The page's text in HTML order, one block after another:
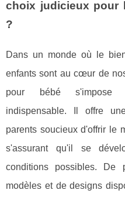
choix judicieux pour
?
Dans un monde où le
enfants sont au cœur de
pour bébé s'impose
indispensable. Il offre
parents soucieux d'offrir le
s'assurant qu'il se
conditions possibles.
modèles et de designs